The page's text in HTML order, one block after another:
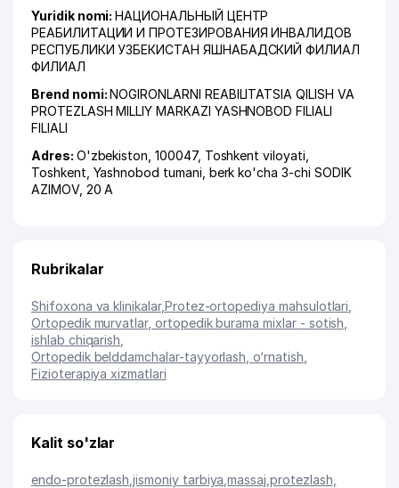
Yuridik nomi:НАЦИОНАЛЬНЫЙ ЦЕНТР
РЕАБИЛИТАЦИИ И ПРОТЕЗИРОВАНИЯ ИНВАЛИДОВ
РЕСПУБЛИКИ УЗБЕКИСТАН ЯШНАБАДСКИЙ ФИЛИАЛ
ФИЛИАЛ
Brend nomi:NOGIRONLARNI REABILITATSIA QILISH VA
PROTEZLASH MILLIY MARKAZI YASHNOBOD FILIALI
FILIALI
Adres: O'zbekiston, 100047, Toshkent viloyati
Toshkent Yashnobod tumani berk ko'cha 3-chi SODIK
AZIMOV, 20 А
Rubrikalar
Shifoxona va klinikalar,Protez-ortopediya mahsulotlari
Ortopedik murvatlar, ortopedik burama mixlar - sotish,
ishlab chiqarish
Ortopedik belddamchalar-tayyorlash, o‘rnatish
Fizioterapiya xizmatlari
Kalit so'zlar
endo-protezlash ,jismoniy tarbiya ,massaj ,protezlash